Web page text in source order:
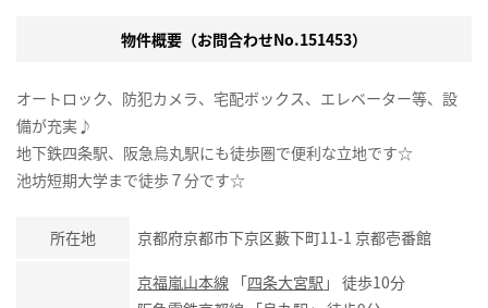
物件概要（お問合わせNo.151453）
オートロック、防犯カメラ、宅配ボックス、エレベーター等、設
備が充実♪
地下鉄四条駅、阪急烏丸駅にも徒歩圏で便利な立地です☆
池坊短期大学まで徒歩７分です☆
所在地 京都府京都市下京区藪下町11-1 京都壱番館
京福嵐山本線 「四条大宮駅 」 徒歩10分